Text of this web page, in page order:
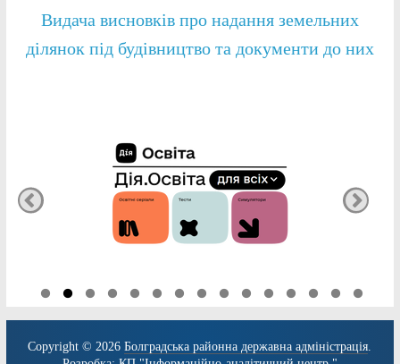
Видача висновків про надання земельних
ділянок під будівництво та документи до них
Copyright © 2026Болградська районна державна адміністрація